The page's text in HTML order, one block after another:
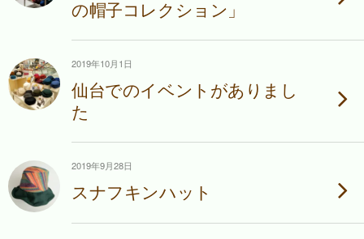
の帽子コレクション」
2019年10月1日
仙台でのイベントがありまし
た
2019年9月28日
スナフキンハット